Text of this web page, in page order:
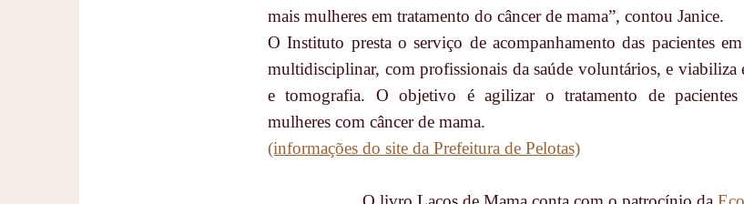
mais mulheres em tratamento do câncer de mama”, contou Janice.
O Instituto presta o serviço de acompanhamento das pacientes
multidisciplinar, com profissionais da saúde voluntários, e viabiliza
e tomografia. O objetivo é agilizar o tratamento de pacientes
mulheres com câncer de mama.
(informações do site da Prefeitura de Pelotas)